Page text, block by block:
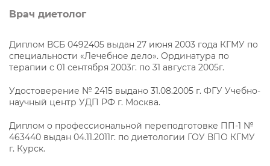
Врач диетолог
Диплом ВСБ 0492405 выдан 27 июня 2003 года КГМУ по
специальности «Лечебное дело». Ординатура по
терапии с 01 сентября 2003г. по 31 августа 2005г.
Удостоверение № 2415 выдано 31.08.2005 г. ФГУ Учебно-
научный центр УДП РФ г. Москва.
Диплом о профессиональной переподготовке ПП-1 №
463440 выдан 04.11.2011г. по диетологии ГОУ ВПО КГМУ
г. Курск.